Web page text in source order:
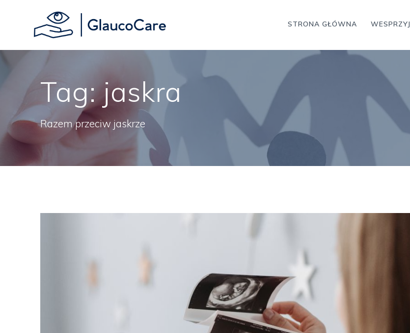
STRONA GŁÓWNA
Tag:jaskra
Razem przeciw jaskrze